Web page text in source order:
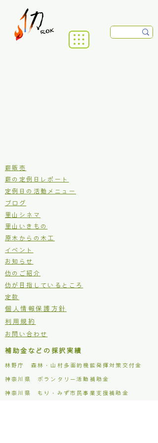
​薪販売
薪の定例日レポート
定例日の活動メニュー
ブログ
里山シネマ
里山いきもの
原木からの木工
イベント
お知らせ
仂のご紹介
仂が目指しているところ
定款
個人情報保護方針
利用規約
お問い合わせ
補助金などの採択実績
林野庁 森林・山村多面的機能発揮対策交付金
​神奈川県 ボランタリー活動補助金
​神奈川県 もり・みず市民事業支援補助金